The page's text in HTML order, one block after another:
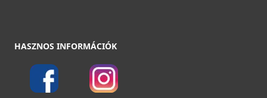
Részletek
ELLECI - Tárolóedény Mixology mosogatókhoz - Fekete
APS250BK
ELLECI - Mosogatótálca Zen-F 130 K99
HASZNOS INFORMÁCIÓK